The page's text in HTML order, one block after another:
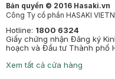
Bản quyền © 2016 Hasaki.vn
Công Ty cổ phần HASAKI
Hotline: 1800 6324
Giấy chứng nhận Đăng ký
hoạch và Đầu tư Thành phố
Xem tất cả cửa hàng